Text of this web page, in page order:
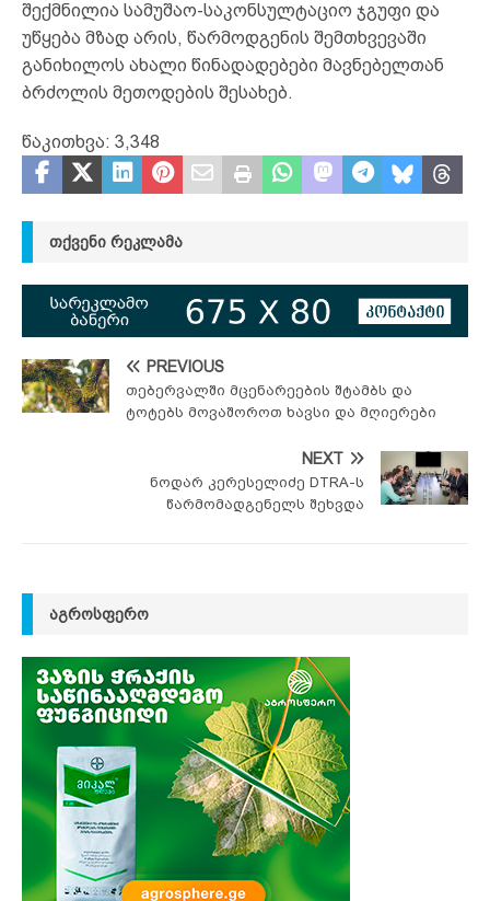
შექმნილია სამუშაო-საკონსულტაციო ჯგუფი და
უწყება მზად არის, წარმოდგენის შემთხვევაში
განიხილოს ახალი წინადადებები მავნებელთან
ბრძოლის მეთოდების შესახებ.
წაკითხვა: 3,348
ᲗᲥᲕᲔᲜᲘ ᲠᲔᲙᲚᲐᲛᲐ
PREVIOUS
თებერვალში მცენარეების შტამბს და
ტოტებს მოვაშოროთ ხავსი და მღიერები
NEXT
ნოდარ კერესელიძე DTRA-ს
წარმომადგენელს შეხვდა
ᲐᲒᲠᲝᲡᲤᲔᲠᲝ